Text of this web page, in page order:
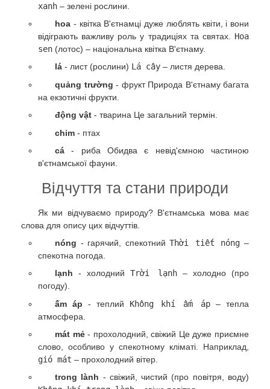
xanh – зелені рослини.
hoa - квітка В'єтнамці дуже люблять квіти, і вони
відіграють важливу роль у традиціях та святах. Hoa
sen (лотос) – національна квітка В'єтнаму.
lá - лист (рослини) Lá cây – листя дерева.
quảng trường - фрукт Природа В'єтнаму багата
на екзотичні фрукти.
động vật - тварина Це загальний термін.
chim - птах
cá - риба Обидва є невід'ємною частиною
в'єтнамської фауни.
Відчуття та стани природи
Як ми відчуваємо природу? В'єтнамська мова має
слова для опису цих відчуттів.
nóng - гарячий, спекотнийThời tiết nóng –
спекотна погода.
lạnh - холоднийTrời lạnh– холодно (про
погоду).
ấm áp - теплий Không khí ấm áp – тепла
атмосфера.
mát mẻ- прохолодний, свіжий Це дуже приємне
слово, особливо у спекотному кліматі. Наприклад,
gió mát – прохолодний вітер.
trong lành - свіжий, чистий (про повітря, воду)